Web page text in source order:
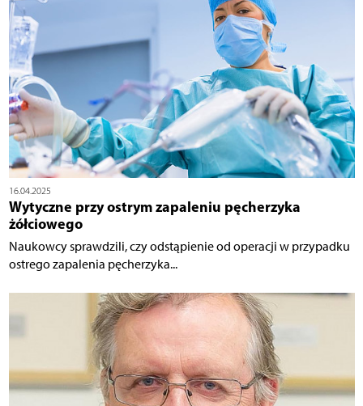
16.04.2025
Wytyczne przy ostrym zapaleniu pęcherzyka
żółciowego
Naukowcy sprawdzili, czy odstąpienie od operacji w przypadku
ostrego zapalenia pęcherzyka...